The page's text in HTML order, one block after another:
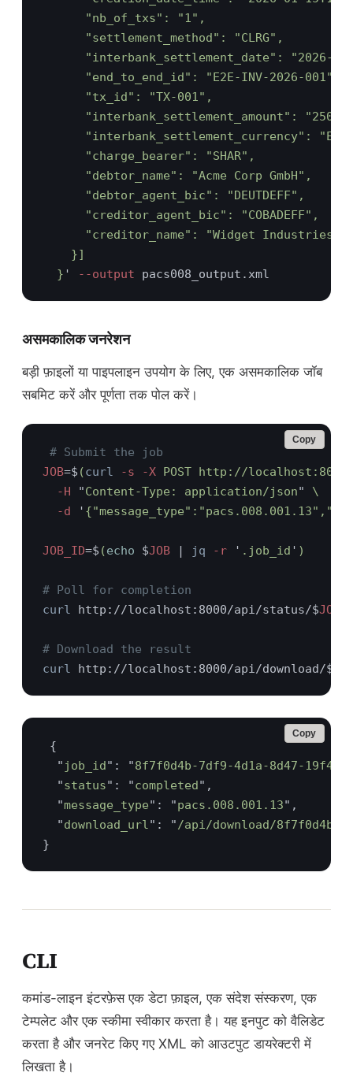
  }
' --output
असमकालिक जनरेशन
बड़ी फ़ाइलों या पाइपलाइन उपयोग के लिए, एक असमकालिक जॉब
सबमिट करें और पूर्णता तक पोल करें।
JOB=$ (curl
-s -X
  -H
"Content-Type: application/json"
  -d
'
JOB_ID=$ (echo $JOB | jq -r ' .job_id '
curl
http://localhost:8000/api/status/$
curl
http://localhost:8000/api/download/$
Copy
  "
job_id": "8f7f0d4b-7df9-4d1a-8d47-
  "
status": "completed
  "
message_type": "pacs.008.001.13
  "
download_url ": " /api/download/8f7f0d4b-
Copy
CLI
कमांड-लाइन इंटरफ़ेस एक डेटा फ़ाइल, एक संदेश संस्करण, एक
टेम्पलेट और एक स्कीमा स्वीकार करता है। यह इनपुट को वैलिडेट
करता है और जनरेट किए गए XML को आउटपुट डायरेक्टरी में
लिखता है।